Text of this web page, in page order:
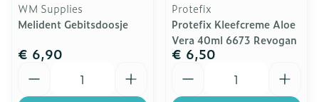
WM Supplies
Melident Gebitsdoosje
€ 6,90
Protefix
Protefix Kleefcreme Aloe
Vera 40ml 6673 Revogan
€ 6,50